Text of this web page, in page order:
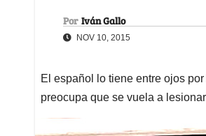
Por Iván Gallo
NOV 10, 2015
El español lo tiene entre ojos
preocupa que se vuela a